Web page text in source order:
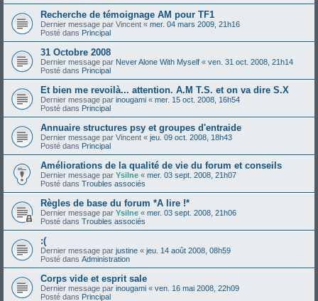
Recherche de témoignage AM pour TF1
Dernier message par Vincent « mer. 04 mars 2009, 21h16
Posté dans Principal
31 Octobre 2008
Dernier message par Never Alone With Myself « ven. 31 oct. 2008, 21h14
Posté dans Principal
Et bien me revoilà... attention. A.M T.S. et on va dire S.X
Dernier message par inougami « mer. 15 oct. 2008, 16h54
Posté dans Principal
Annuaire structures psy et groupes d'entraide
Dernier message par Vincent « jeu. 09 oct. 2008, 18h43
Posté dans Principal
Améliorations de la qualité de vie du forum et conseils
Dernier message par Ysilne « mer. 03 sept. 2008, 21h07
Posté dans Troubles associés
Règles de base du forum *A lire !*
Dernier message par Ysilne « mer. 03 sept. 2008, 21h06
Posté dans Troubles associés
:(
Dernier message par justine « jeu. 14 août 2008, 08h59
Posté dans Administration
Corps vide et esprit sale
Dernier message par inougami « ven. 16 mai 2008, 22h09
Posté dans Principal